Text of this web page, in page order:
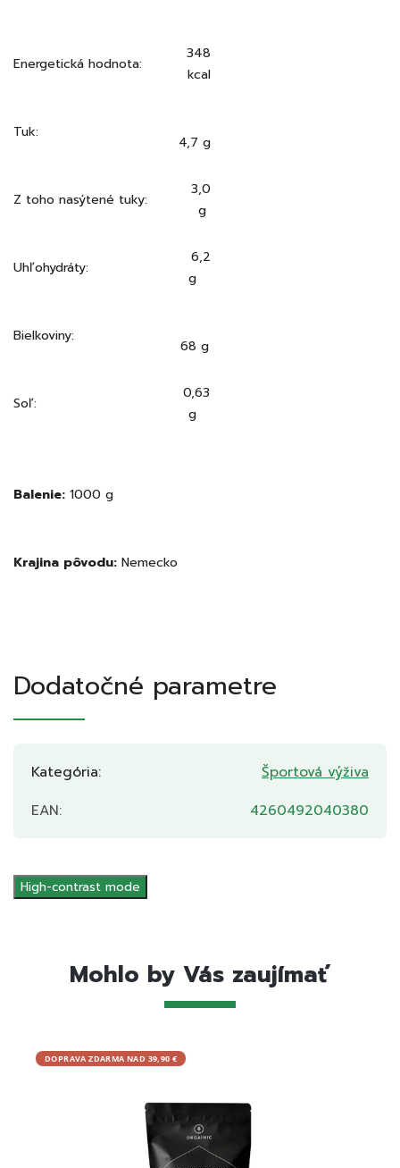
Energetická hodnota:
348
kcal
Tuk:
4,7 g
Z toho nasýtené tuky:
3,0
g
Uhľohydráty:
6,2
g
Bielkoviny:
68 g
Soľ:
0,63
g
Balenie: 1000 g
Krajina pôvodu: Nemecko
Dodatočné parametre
Kategória:
Športová výživa
EAN: 4260492040380
High-contrast mode
Mohlo by Vás zaujímať
DOPRAVA ZDARMA NAD 39,90 €